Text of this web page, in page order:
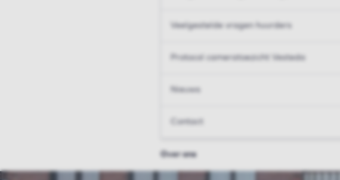
Veelgestelde vragen huurders
Protocol cameratoezicht Vesteda
Nieuws
Contact
Over ons